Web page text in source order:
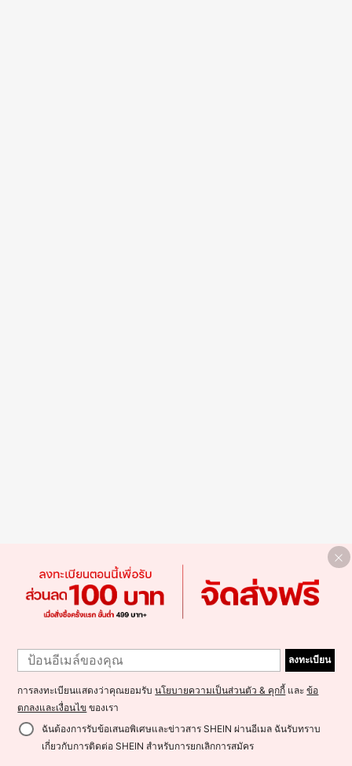
ลงทะเบียน
การลงทะเบียนแสดงว่าคุณยอมรับนโยบายความเป็นส่วนตัว & คุกกี้ และข้อ
ตกลงและเงื่อนไข ของเรา
ฉันต้องการรับข้อเสนอพิเศษและข่าวสาร SHEIN ผ่านอีเมล ฉันรับทราบ
เกี่ยวกับการติดต่อ SHEIN สำหรับการยกเลิกการสมัคร